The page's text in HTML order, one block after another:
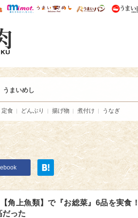
ウレぴあ総研 ディズニー特集
mimot. うまいめし うまいパ
うまいめし
定食 どんぶり 揚げ物 煮付け うなぎ
角上魚類】で『お総菜』6品を実食
だった